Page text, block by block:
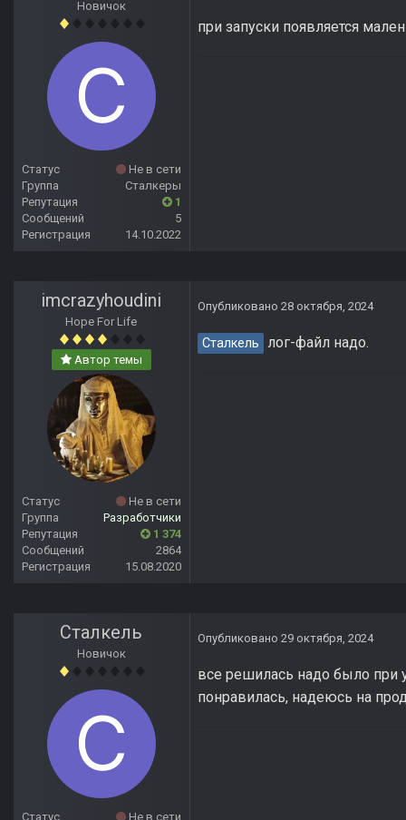
Новичок
Статус
Не в сети
Группа
Сталкеры
Репутация
1
Сообщений
5
Регистрация
14.10.2022
при запуски появляется
imcrazyhoudini
Hope For Life
Автор темы
Статус
Не в сети
Группа
Разработчики
Репутация
1 374
Сообщений
2864
Регистрация
15.08.2020
Опубликовано 28 октября, 2024
Сталкель лог-файл надо.
Сталкель
Новичок
Статус
Не в сети
Опубликовано 29 октября, 2024
все решилась надо было при
понравилась, надеюсь на